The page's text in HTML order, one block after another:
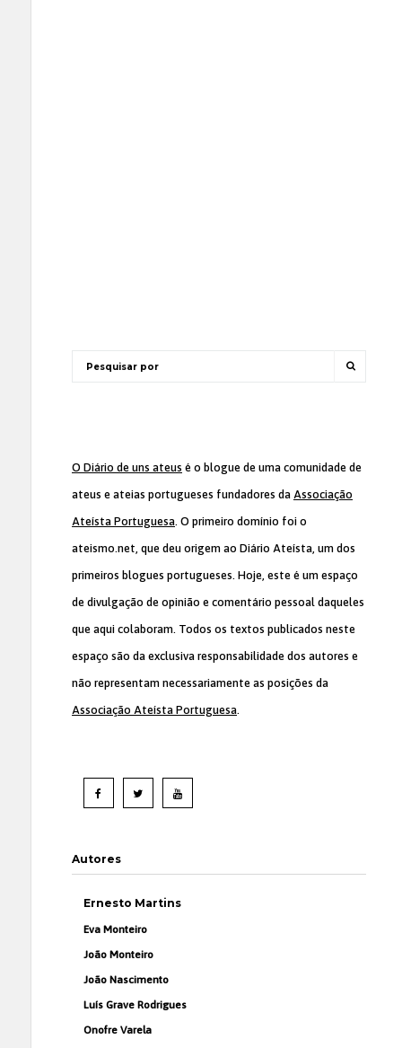
O Diário de uns ateus é o blogue de uma comunidade de
ateus e ateias portugueses fundadores da Associação
Ateísta Portuguesa. O primeiro domínio foi o
ateismo.net, que deu origem ao Diário Ateísta, um dos
primeiros blogues portugueses. Hoje, este é um espaço
de divulgação de opinião e comentário pessoal daqueles
que aqui colaboram. Todos os textos publicados neste
espaço são da exclusiva responsabilidade dos autores e
não representam necessariamente as posições da
Associação Ateísta Portuguesa.
Autores
Ernesto Martins
Eva Monteiro
João Monteiro
João Nascimento
Luís Grave Rodrigues
Onofre Varela